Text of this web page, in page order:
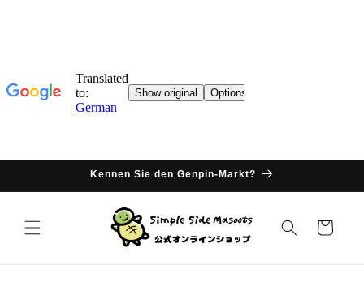
Kennen Sie den Genpin-Markt?
Warenkorb